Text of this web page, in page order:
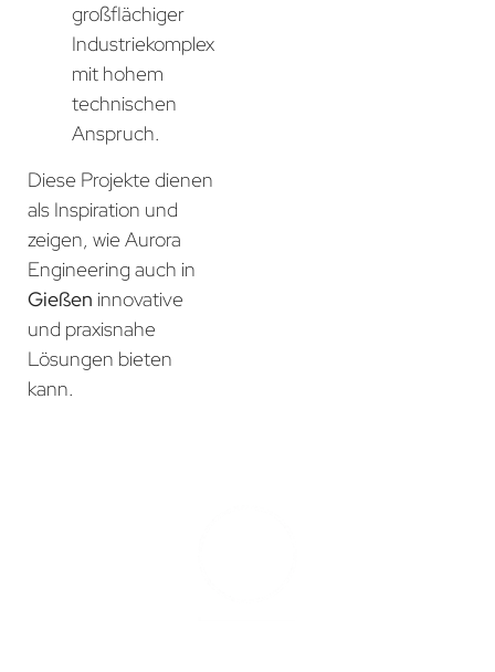
großflächiger
Industriekomplex
mit hohem
technischen
Anspruch.
Diese Projekte dienen
als Inspiration und
zeigen, wie Aurora
Engineering auch in
Gießen innovative
und praxisnahe
Lösungen bieten
kann.